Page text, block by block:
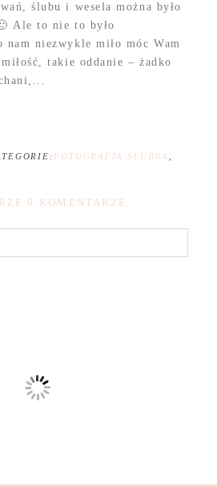
ślubu i wesela można było
Ale to nie to było
nam niezwykle miło móc Wam
takie oddanie – żadko
FOTOGRAFIA ŚLUBNA
0 KOMENTARZE